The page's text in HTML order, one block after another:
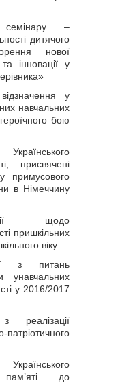
семінару –
дитячого
нової
інновації у
у
навчальних
бою
присвячені
примусового
в Німеччину
щодо
пришкільних
віку
з питань
унавчальних
у 2016/2017
реалізації
пам’яті до